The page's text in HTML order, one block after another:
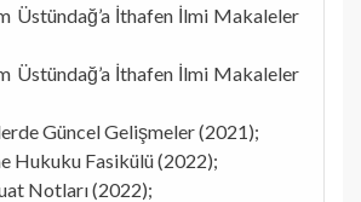
Üstündağ’a İthafen İlmi Makaleler
Üstündağ’a İthafen İlmi Makaleler
Güncel Gelişmeler (2021);
Hukuku Fasikülü (2022);
Notları (2022);